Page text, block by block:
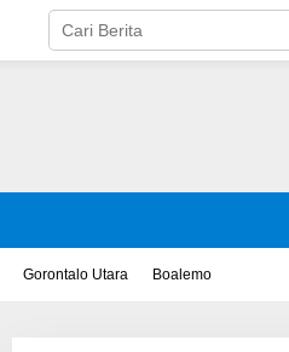
Gorontalo Utara Boalemo